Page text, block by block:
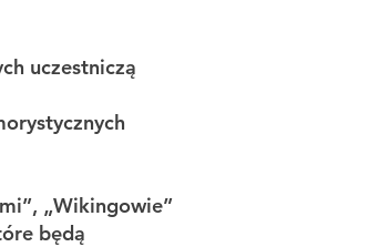
uczestniczą
„Wikingowie”
będą